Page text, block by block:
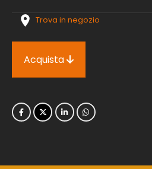
Trova in negozio
Acquista